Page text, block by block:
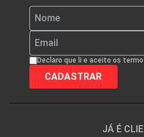
Declaro que li e aceito os
JÁ É